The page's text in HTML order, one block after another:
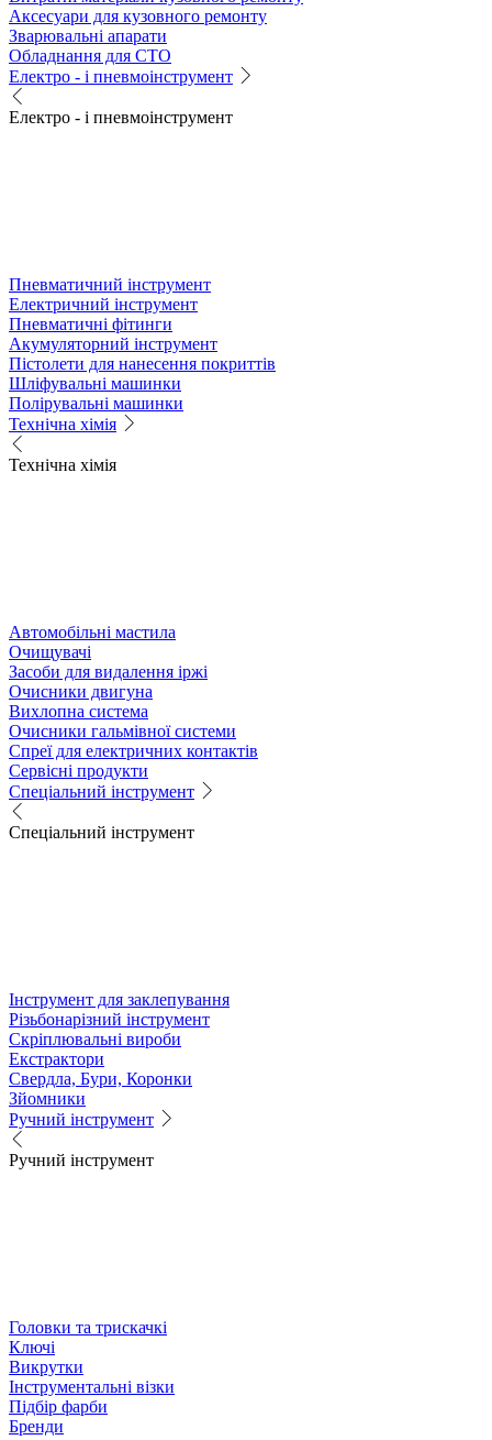
Аксесуари для кузовного ремонту
Зварювальні апарати
Обладнання для СТО
Електро - і пневмоінструмент
Електро - і пневмоінструмент
Пневматичний інструмент
Електричний інструмент
Пневматичні фітинги
Акумуляторний інструмент
Пістолети для нанесення покриттів
Шліфувальні машинки
Полірувальні машинки
Технічна хімія
Технічна хімія
Автомобільні мастила
Очищувачі
Засоби для видалення іржі
Очисники двигуна
Вихлопна система
Очисники гальмівної системи
Спреї для електричних контактів
Сервісні продукти
Спеціальний інструмент
Спеціальний інструмент
Інструмент для заклепування
Різьбонарізний інструмент
Скріплювальні вироби
Екстрактори
Свердла, Бури, Коронки
Зйомники
Ручний інструмент
Ручний інструмент
Головки та трискачкі
Ключі
Викрутки
Інструментальні візки
Підбір фарби
Бренди